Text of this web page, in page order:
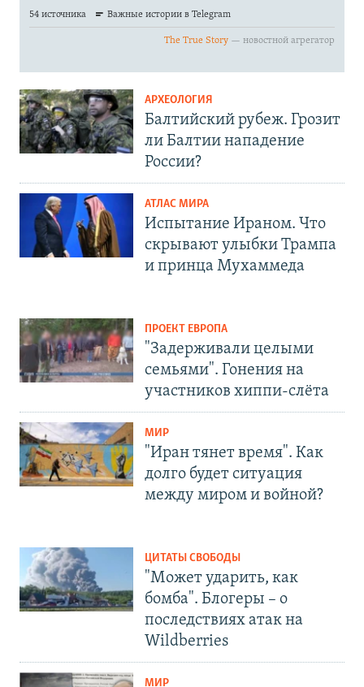
АРХЕОЛОГИЯ
Балтийский рубеж. Грозит
ли Балтии нападение
России?
АТЛАС МИРА
Испытание Ираном. Что
скрывают улыбки Трампа
и принца Мухаммеда
ПРОЕКТ ЕВРОПА
"Задерживали целыми
семьями". Гонения на
участников хиппи-слёта
МИР
"Иран тянет время". Как
долго будет ситуация
между миром и войной?
ЦИТАТЫ СВОБОДЫ
"Может ударить, как
бомба". Блогеры – о
последствиях атак на
Wildberries
МИР